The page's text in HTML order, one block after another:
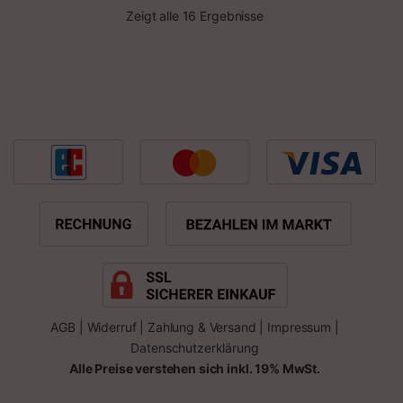
Zeigt alle 16 Ergebnisse
AGB Widerruf| Zahlung & Versand Impressum
Datenschutzerklärung
Alle Preise verstehen sich inkl. 19% MwSt.